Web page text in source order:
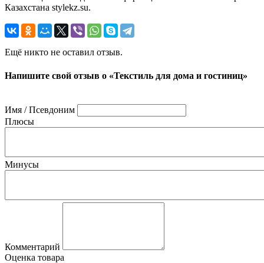
Казахстана stylekz.su.
Ещё никто не оставил отзыв.
Напишите свой отзыв о «Текстиль для дома и гостиниц»
Имя / Псевдоним
Плюсы
Минусы
Комментарий
Оценка товара